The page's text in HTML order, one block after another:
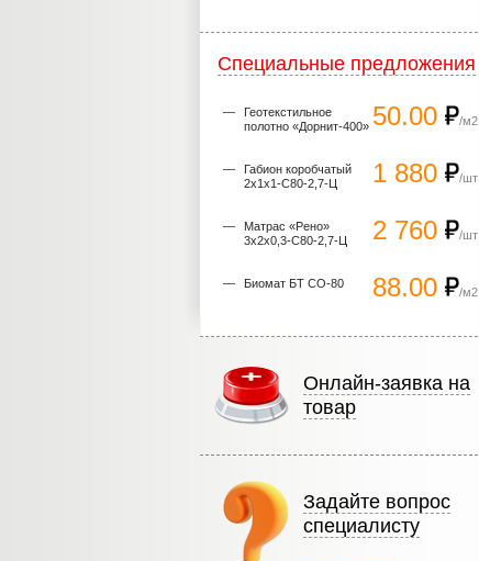
Специальные предложения
50.00 /м2
Геотекстильное
полотно «Дорнит-400»
1 880 /шт
Габион коробчатый
2х1х1-С80-2,7-Ц
2 760 /шт
Матрас «Рено»
3х2х0,3-С80-2,7-Ц
88.00 /м2
Биомат БТ СО-80
Онлайн-заявка на
товар
Задайте вопрос
специалисту